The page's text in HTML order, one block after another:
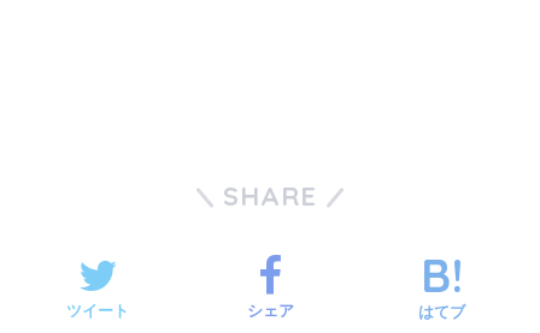
SHARE
ツイート シェア はてブ